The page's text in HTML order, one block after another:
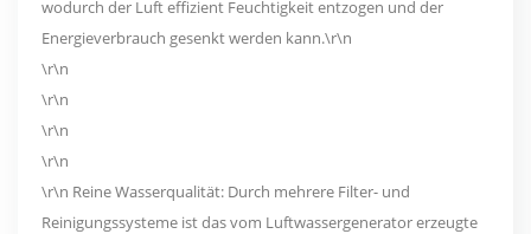
wodurch der Luft effizient Feuchtigkeit entzogen und der
Energieverbrauch gesenkt werden kann.\r\n
\r\n
\r\n
\r\n
\r\n
\r\n Reine Wasserqualität: Durch mehrere Filter- und
Reinigungssysteme ist das vom Luftwassergenerator erzeugte